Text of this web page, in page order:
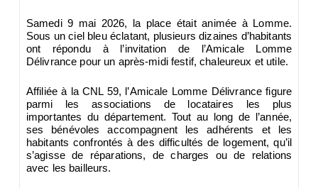
Samedi 9 mai 2026, la place était animée à Lomme.
Sous un ciel bleu éclatant, plusieurs dizaines d’habitants
ont répondu à l’invitation de l’Amicale Lomme
Délivrance pour un après-midi festif, chaleureux et utile.
Affiliée à la CNL 59, l’Amicale Lomme Délivrance figure
parmi les associations de locataires les plus
importantes du département. Tout au long de l’année,
ses bénévoles accompagnent les adhérents et les
habitants confrontés à des difficultés de logement, qu’il
s’agisse de réparations, de charges ou de relations
avec les bailleurs.